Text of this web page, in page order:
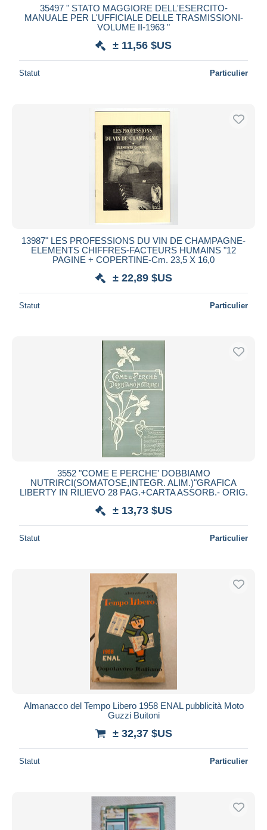
35497 " STATO MAGGIORE DELL'ESERCITO-
MANUALE PER L'UFFICIALE DELLE TRASMISSIONI-
VOLUME II-1963 "
± 11,56 $US
Statut Particulier
13987" LES PROFESSIONS DU VIN DE CHAMPAGNE-
ELEMENTS CHIFFRES-FACTEURS HUMAINS "12
PAGINE + COPERTINE-Cm. 23,5 X 16,0
± 22,89 $US
Statut Particulier
3552 "COME E PERCHE' DOBBIAMO
NUTRIRCI(SOMATOSE,INTEGR. ALIM.)"GRAFICA
LIBERTY IN RILIEVO 28 PAG.+CARTA ASSORB.- ORIG.
± 13,73 $US
Statut Particulier
Almanacco del Tempo Libero 1958 ENAL pubblicità Moto
Guzzi Buitoni
± 32,37 $US
Statut Particulier